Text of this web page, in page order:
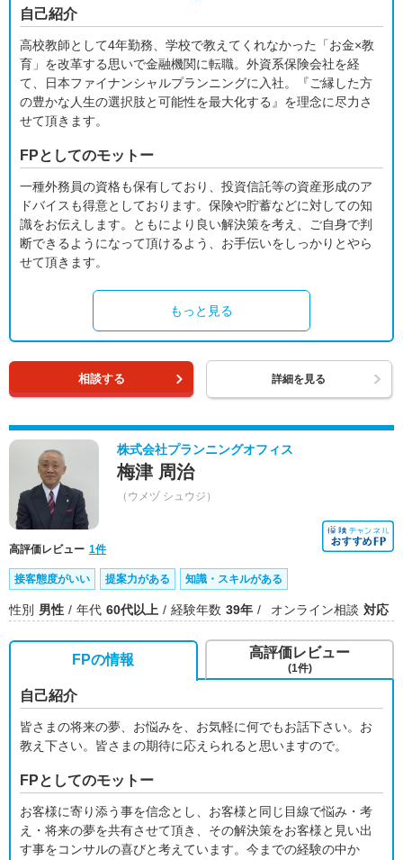
自己紹介
高校教師として4年勤務、学校で教えてくれなかった「お金×教
育」を改革する思いで金融機関に転職。外資系保険会社を経
て、日本ファイナンシャルプランニングに入社。『ご縁した方
の豊かな人生の選択肢と可能性を最大化する』を理念に尽力さ
せて頂きます。
FPとしてのモットー
一種外務員の資格も保有しており、投資信託等の資産形成のア
ドバイスも得意としております。保険や貯蓄などに対しての知
識をお伝えします。ともにより良い解決策を考え、ご自身で判
断できるようになって頂けるよう、お手伝いをしっかりとやら
せて頂きます。
もっと見る
相談する 詳細を見る
株式会社プランニングオフィス
梅津 周治
（ウメヅ シュウジ）
高評価レビュー 1件
接客態度がいい 提案力がある 知識・スキルがある
性別 男性 年代 60代以上 経験年数 39年 オンライン相談 対応
FPの情報
自己紹介
皆さまの将来の夢、お悩みを、お気軽に何でもお話下さい。お
教え下さい。皆さまの期待に応えられると思いますので。
FPとしてのモットー
お客様に寄り添う事を信念とし、お客様と同じ目線で悩み・考
え・将来の夢を共有させて頂き、その解決策をお客様と見い出
す事をコンサルの喜びと考えています。今までの経験の中か
高評価レビュー
(1件)